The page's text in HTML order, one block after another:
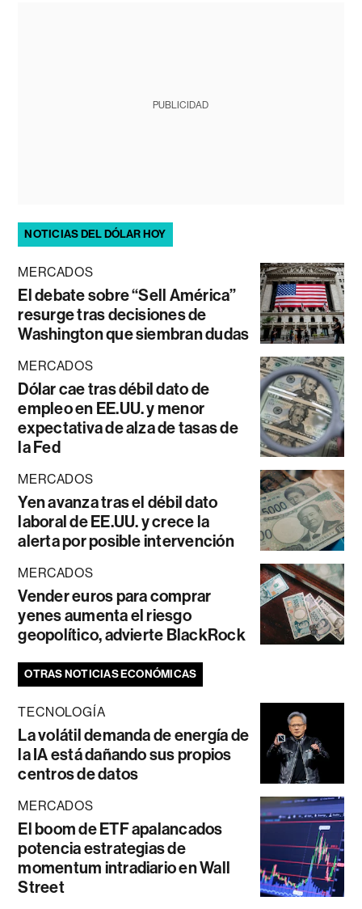
PUBLICIDAD
NOTICIAS DEL DÓLAR HOY
MERCADOS
El debate sobre “Sell América”
resurge tras decisiones de
Washington que siembran dudas
MERCADOS
Dólar cae tras débil dato de
empleo en EE.UU. y menor
expectativa de alza de tasas de
la Fed
MERCADOS
Yen avanza tras el débil dato
laboral de EE.UU. y crece la
alerta por posible intervención
MERCADOS
Vender euros para comprar
yenes aumenta el riesgo
geopolítico, advierte BlackRock
OTRAS NOTICIAS ECONÓMICAS
TECNOLOGÍA
La volátil demanda de energía de
la IA está dañando sus propios
centros de datos
MERCADOS
El boom de ETF apalancados
potencia estrategias de
momentum intradiario en Wall
Street